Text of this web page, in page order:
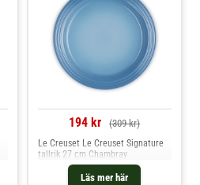
194 kr (309 kr)
Läs mer här
Le Creuset Le Creuset Signature
tallrik 27 cm Chambray